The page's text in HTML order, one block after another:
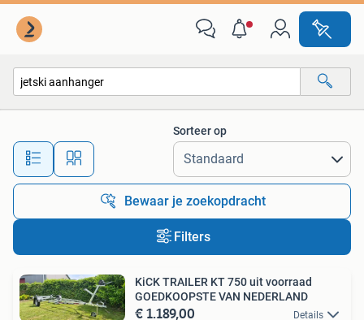
Alle afstanden…
Sorteer op
Bewaar je zoekopdracht
Filters
KiCK TRAILER KT 750 uit voorraad
GOEDKOOPSTE VAN NEDERLAND
€ 1.189,00 Details